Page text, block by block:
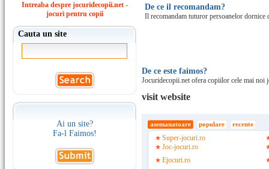
Intreaba despre jocuridecopii.net -
jocuri pentru copii
Cauta un site
Ai un site?
Fa-l Faimos!
De ce il recomandam?
Il recomandam tuturor persoanelor
De ce este faimos?
Jocuridecopii.net ofera copiilor cele mai noi
visit website
asemanatoare populare recente
Super-jocuri.ro
Joc-jocuri.ro
Ejocuri.ro